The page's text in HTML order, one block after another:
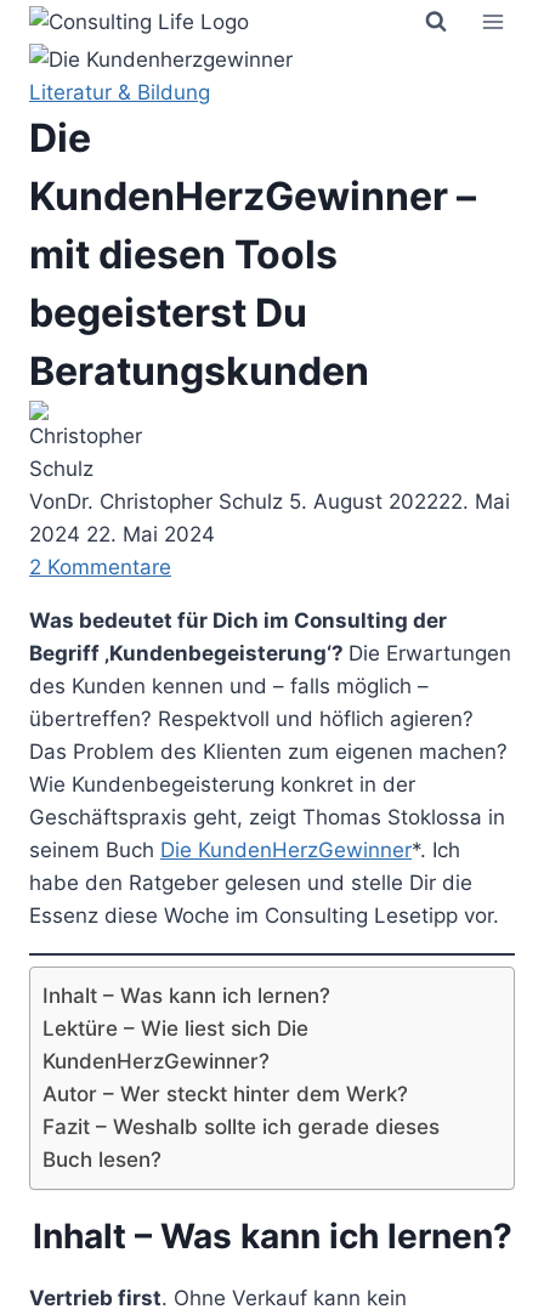
Zum
Inhalt
springen
Literatur & Bildung
Die
KundenHerzGewinner –
mit diesen Tools
begeisterst Du
Beratungskunden
VonDr. Christopher Schulz 5. August 202222. Mai
2024 22. Mai 2024
2 Kommentare
Was bedeutet für Dich im Consulting der
Begriff ‚Kundenbegeisterung‘? Die Erwartungen
des Kunden kennen und – falls möglich –
übertreffen? Respektvoll und höflich agieren?
Das Problem des Klienten zum eigenen machen?
Wie Kundenbegeisterung konkret in der
Geschäftspraxis geht, zeigt Thomas Stoklossa in
seinem Buch Die KundenHerzGewinner*. Ich
habe den Ratgeber gelesen und stelle Dir die
Essenz diese Woche im Consulting Lesetipp vor.
Inhalt – Was kann ich lernen?
Lektüre – Wie liest sich Die
KundenHerzGewinner?
Autor – Wer steckt hinter dem Werk?
Fazit – Weshalb sollte ich gerade dieses
Buch lesen?
Inhalt – Was kann ich lernen?
Vertrieb first. Ohne Verkauf kann kein